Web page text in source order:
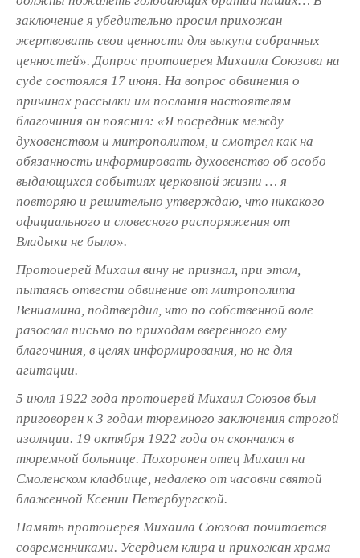
заключение я убедительно просил прихожан
жертвовать свои ценности для выкупа собранных
ценностей». Допрос протоиерея Михаила Союзова на
суде состоялся 17 июня. На вопрос обвинения о
причинах рассылки им послания настоятелям
благочиния он пояснил: «Я посредник между
духовенством и митрополитом, и смотрел как на
обязанность информировать духовенство об особо
выдающихся событиях церковной жизни … я
повторяю и решительно утверждаю, что никакого
официального и словесного распоряжения от
Владыки не было».
Протоиерей Михаил вину не признал, при этом,
пытаясь отвести обвинение от митрополита
Вениамина, подтвердил, что по собственной воле
разослал письмо по приходам вверенного ему
благочиния, в целях информирования, но не для
агитации.
5 июля 1922 года протоиерей Михаил Союзов был
приговорен к 3 годам тюремного заключения строгой
изоляции. 19 октября 1922 года он скончался в
тюремной больнице. Похоронен отец Михаил на
Смоленском кладбище, недалеко от часовни святой
блаженной Ксении Петербургской.
Память протоиерея Михаила Союзова почитается
современниками. Усердием клира и прихожан храма